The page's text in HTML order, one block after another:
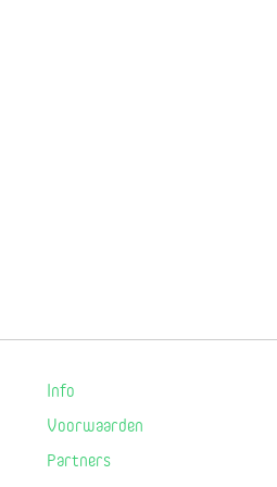
Info
Voorwaarden
Partners